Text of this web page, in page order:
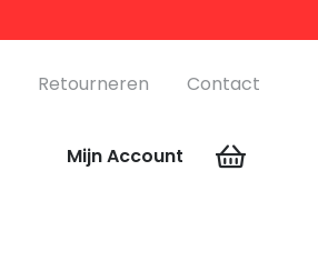
Retourneren Contact
Mijn Account